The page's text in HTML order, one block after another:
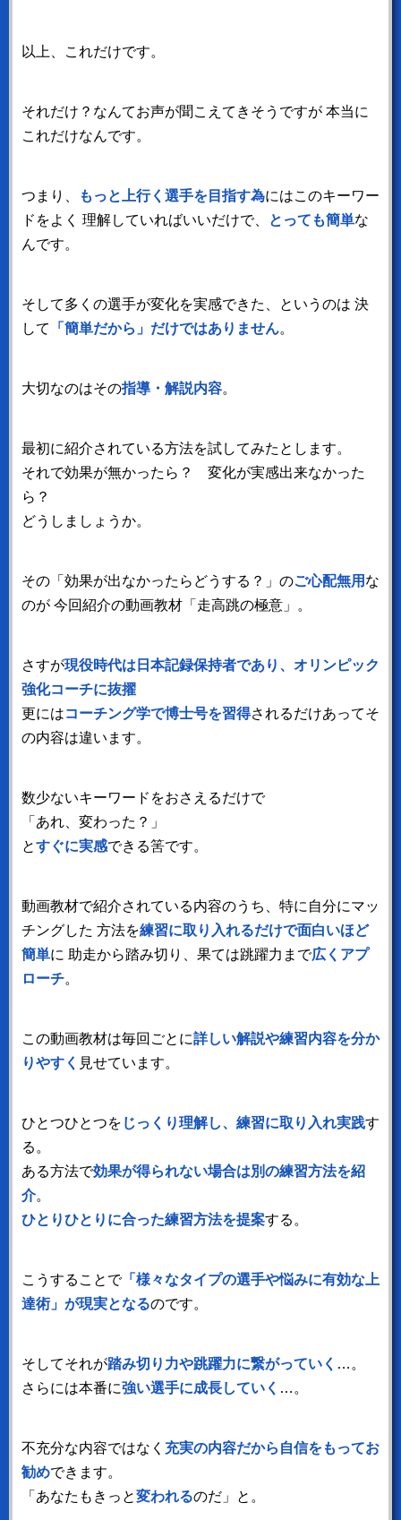
以上、これだけです。
それだけ？なんてお声が聞こえてきそうですが 本当に
これだけなんです。
つまり、 もっと上行く選手を目指す為にはこのキーワー
ドをよく 理解していればいいだけで、 とっても簡単な
んです。
そして多くの選手が変化を実感できた、というのは 決
して
「簡単だから」だけではありません。
大切なのはその指導・解説内容。
最初に紹介されている方法を試してみたとします。
それで効果が無かったら？ 変化が実感出来なかった
ら？
どうしましょうか。
その「効果が出なかったらどうする？」のご心配無用 な
のが 今回紹介の動画教材「走高跳の極意」。
さすが現役時代は日本記録保持者であり、オリンピック
強化コーチに抜擢
更にはコーチング学で博士号を習得されるだけあってそ
の内容は違います。
数少ないキーワードをおさえるだけで
「あれ、変わった？」
とすぐに実感できる筈です。
動画教材で紹介されている内容のうち、特に自分にマッ
チングした 方法を練習に取り入れるだけで面白いほど
簡単に 助走から踏み切り、果ては跳躍力まで広くアプ
ローチ。
この動画教材は毎回ごとに詳しい解説や練習内容を分か
りやすく 見せています。
ひとつひとつを じっくり理解し、練習に取り入れ実践す
る。
ある方法で効果が得られない場合は別の練習方法を紹
介。
ひとりひとりに合った練習方法を提案する。
こうすることで「様々なタイプの選手や悩みに有効な上
達術」が現実となるのです。
そしてそれが踏み切り力や跳躍力に繋がっていく …。
さらには本番に強い選手に成長していく …。
不充分な内容ではなく 充実の内容だから自信をもってお
勧めできます。
「あなたもきっと変われるのだ」と。